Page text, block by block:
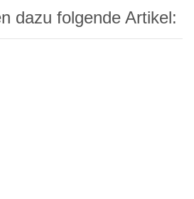
dazu folgende Artikel: